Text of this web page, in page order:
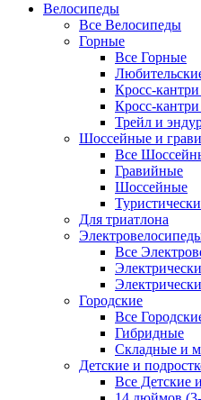
Велосипеды
Все Велосипеды
Горные
Все Горные
Кросс-
Кросс-
Трейл и
Шоссейные и
Все
Гравийные
Шоссейные
Для триатлона
Все
Городские
Все
Гибридные
Складные и
Детские и
Все Детские